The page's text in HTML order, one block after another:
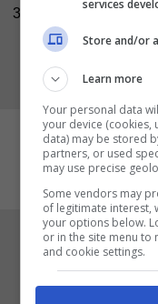
3
Condite i fichi
il condimento
precedenza.
services
Store and/or
Learn more
Your personal data
your device (cookies,
data) may be stored
partners, or used
may use precise
Some vendors may
of legitimate interest,
your options below.
or in the site menu to
and cookie settings.